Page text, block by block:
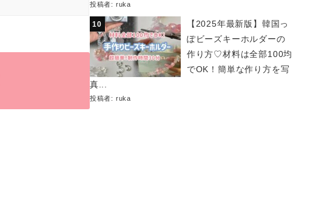
投稿者: ruka
【2025年最新版】韓国っ
ぽビーズキーホルダーの
作り方♡材料は全部100均
でOK！簡単な作り方を写
真...
投稿者: ruka